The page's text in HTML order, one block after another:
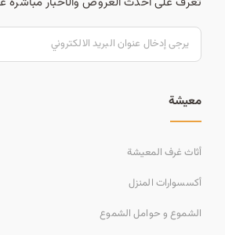
معيشة
أثاث غرف المعيشة
أكسسوارات المنزل
الشموع و حوامل الشموع